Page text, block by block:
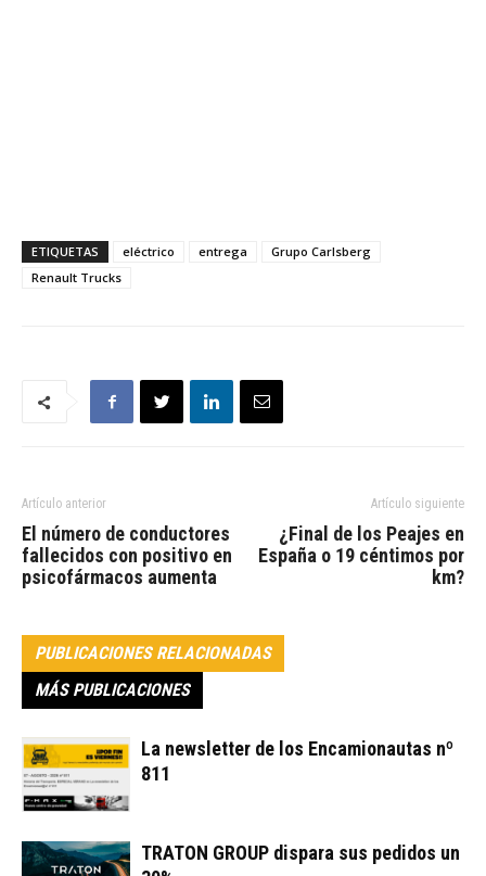
ETIQUETAS eléctrico entrega
Grupo Carlsberg
Renault Trucks
Artículo anterior
El número de conductores
fallecidos con positivo en
psicofármacos aumenta
Artículo siguiente
¿Final de los Peajes en
España o 19 céntimos por
km?
PUBLICACIONES RELACIONADAS
MÁS PUBLICACIONES
La newsletter de los Encamionautas nº
811
TRATON GROUP dispara sus pedidos un